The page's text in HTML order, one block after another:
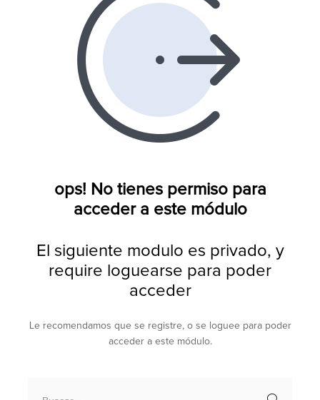
ops! No tienes permiso para
acceder a este módulo
El siguiente modulo es privado, y
require loguearse para poder
acceder
Le recomendamos que se registre, o se loguee para poder
acceder a este módulo.